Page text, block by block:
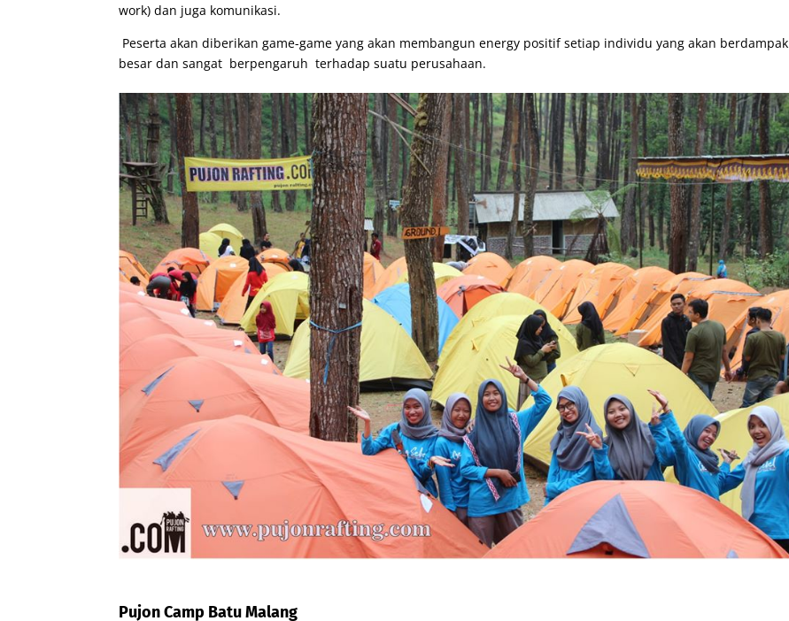
work) dan juga komunikasi.
Peserta akan diberikan game-game yang akan membangun energy positif setiap individu yang akan berdampak
besar dan sangat berpengaruh terhadap suatu perusahaan.
Pujon Camp Batu Malang